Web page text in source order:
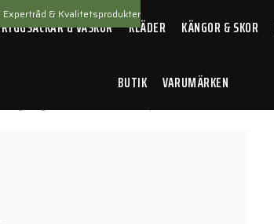
Expertråd & Kvalitetsprodukter
RYGGSÄCKAR & VÄSKOR KLÄDER KÄNGOR & SKOR
BUTIK VARUMÄRKEN